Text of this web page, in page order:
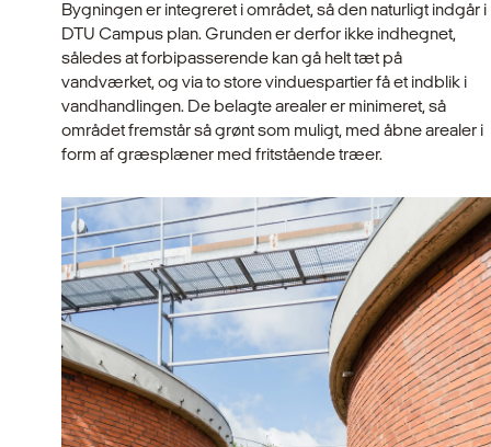
Bygningen er integreret i området, så den naturligt indgår i
DTU Campus plan. Grunden er derfor ikke indhegnet,
således at forbipasserende kan gå helt tæt på
vandværket, og via to store vinduespartier få et indblik i
vandhandlingen. De belagte arealer er minimeret, så
området fremstår så grønt som muligt, med åbne arealer i
form af græsplæner med fritstående træer.